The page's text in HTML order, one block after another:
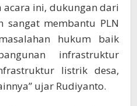
acara ini, dukungan dari
sangat membantu PLN
hukum baik
infrastruktur
listrik desa,
ujar Rudiyanto.